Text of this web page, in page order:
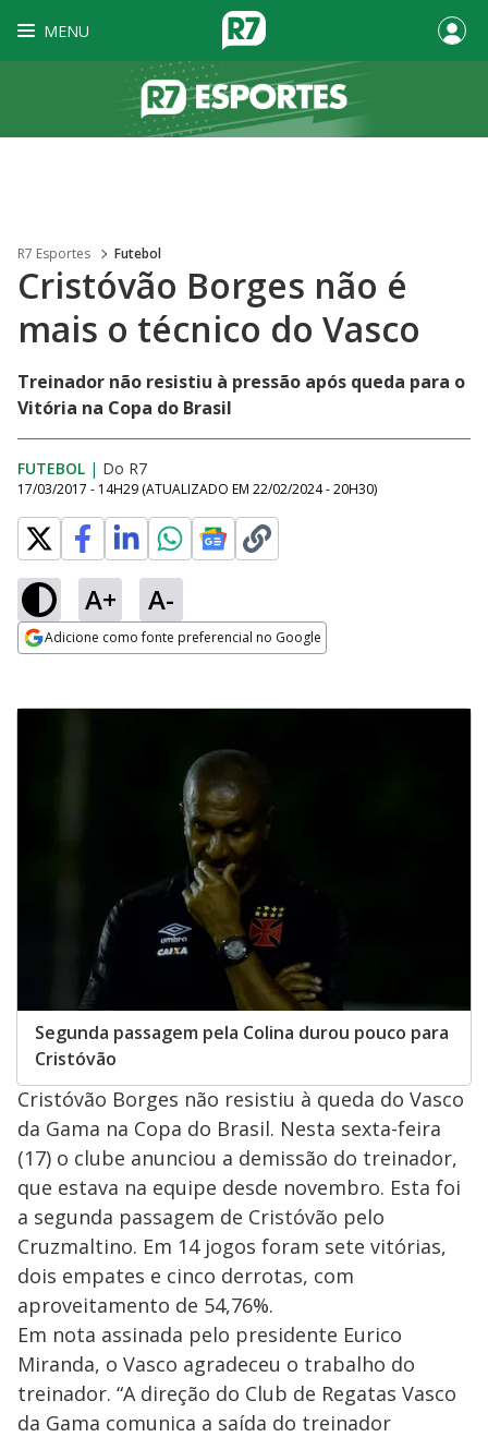
MENU
R7 Esportes Futebol
Cristóvão Borges não é
mais o técnico do Vasco
Treinador não resistiu à pressão após queda para o
Vitória na Copa do Brasil
FUTEBOL | Do R7
17/03/2017 - 14H29 (ATUALIZADO EM 22/02/2024 - 20H30)
A+ A-
Adicione como fonte preferencial no Google
Segunda passagem pela Colina durou pouco para
Cristóvão
Cristóvão Borges não resistiu à queda do Vasco
da Gama na Copa do Brasil. Nesta sexta-feira
(17) o clube anunciou a demissão do treinador,
que estava na equipe desde novembro. Esta foi
a segunda passagem de Cristóvão pelo
Cruzmaltino. Em 14 jogos foram sete vitórias,
dois empates e cinco derrotas, com
aproveitamento de 54,76%.
Em nota assinada pelo presidente Eurico
Miranda, o Vasco agradeceu o trabalho do
treinador. “A direção do Club de Regatas Vasco
da Gama comunica a saída do treinador